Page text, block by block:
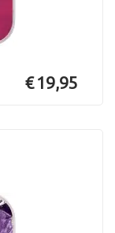
€ 19,95